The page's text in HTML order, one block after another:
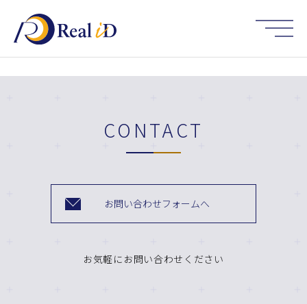
CONTACT
お問い合わせフォームへ
お気軽にお問い合わせください